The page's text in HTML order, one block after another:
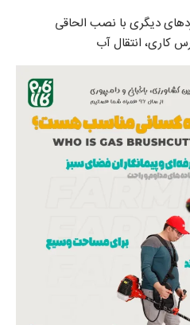
دیگری با نصب الحاقی
کاری، انتقال آب